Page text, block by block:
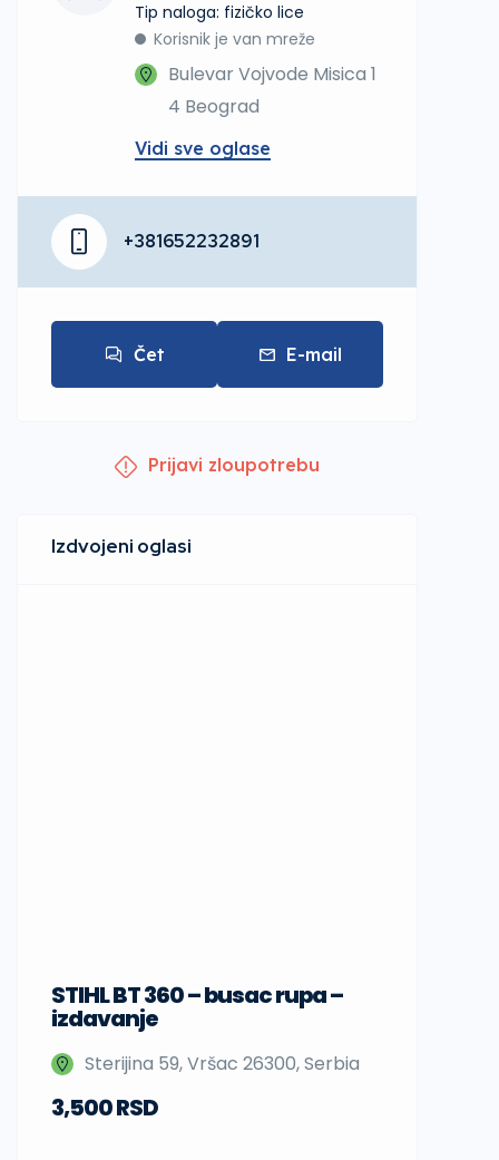
tip naloga: fizičko lice
Korisnik je van mreže
Bulevar Vojvode Misica 1
4 Beograd
Vidi sve oglase
+381652232891
Čet E-mail
Prijavi zloupotrebu
STIHL BT 360 – busac rupa –
izdavanje
Sterijina 59, Vršac 26300, Serbia
3,500 RSD